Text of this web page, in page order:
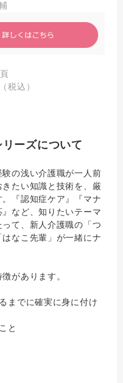
税込）
ーズについて
の浅い介護職が一人前
たい知識と技術を、厳
『認知症ケア』『マナ
など、知りたいテーマ
て、新人介護職の「つ
なこ先輩」が一緒にナ
があります。
までに確実に身に付け
と